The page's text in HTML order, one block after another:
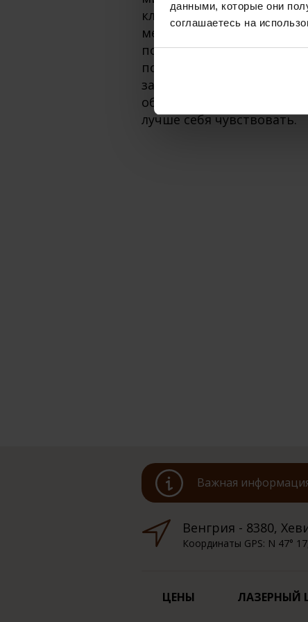
данными, которые они
соглашаетесь на
классической
медицинская эстетика, и
посещаю теоретические
посвящённые этой
за рубежом. Проводя
обновлению и
лучше себя чувствовать.
Важная
Венгрия - 8380,
Координаты GPS: N 47°
ЦЕНЫ ЛАЗЕРНЫЙ